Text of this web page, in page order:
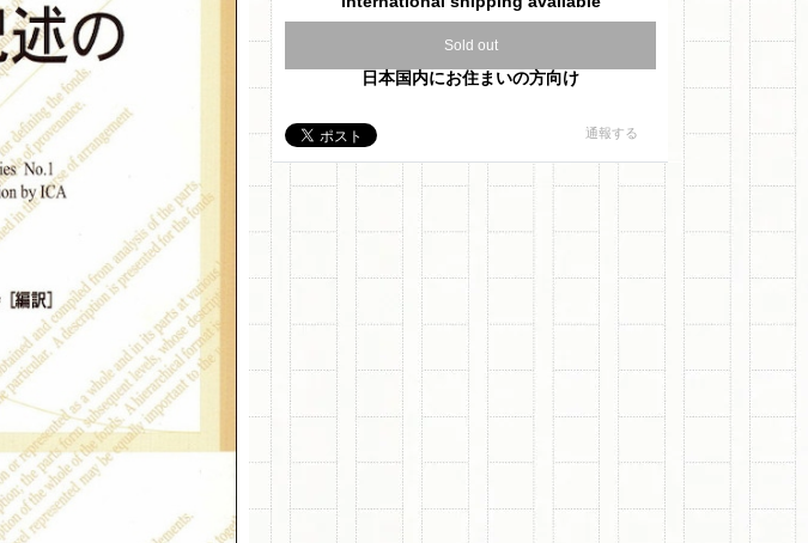
Sold out
日本国内にお住まいの方向け
通報する